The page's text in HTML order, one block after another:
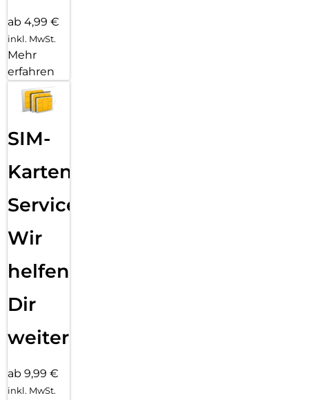
ab 4,99 €
inkl. MwSt.
Mehr
erfahren
SIM-
Karten
Service:
Wir
helfen
Dir
weiter
ab 9,99 €
inkl. MwSt.